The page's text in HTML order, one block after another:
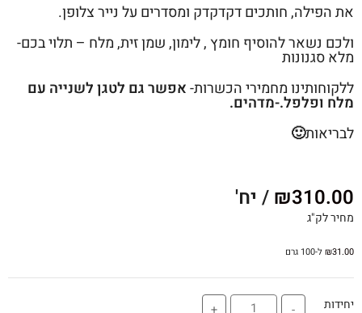
את הפילה, חותכים דקדקדק ומסדרים על נייר צלופן.
ולכם נשאר להוסיף חומץ , לימון, שמן זית, מלח – תלוי בכם-
מלא סגנונות
ללקוחותינו מחמירי הכשרות-אפשר גם לטגן לשנייה עם
מלח ופלפל.-מדהים.
לבריאות🙂
₪310.00 / יח'
מחיר לק"ג
₪31.00 ל-100 גרם
יחידות -
+